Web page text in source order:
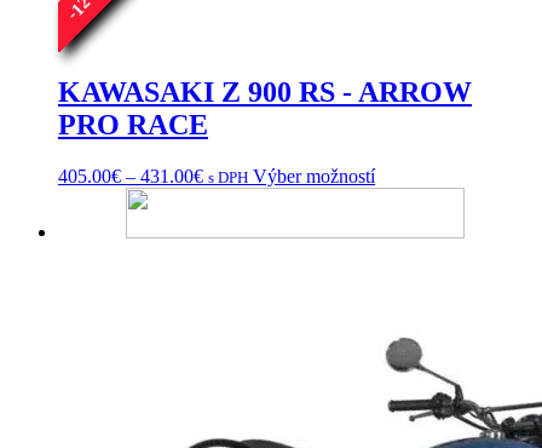
-
KAWASAKI Z 900 RS - ARROW
PRO RACE
405.00€ – 431.00€Price
through
s DPH Výber možnostíTento
viacero
vybrať
na
produktu.